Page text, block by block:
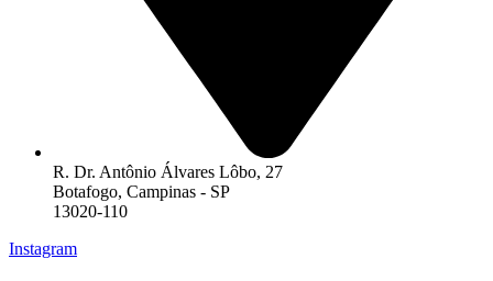
R. Dr. Antônio Álvares Lôbo, 27
Botafogo, Campinas - SP
13020-110
Instagram